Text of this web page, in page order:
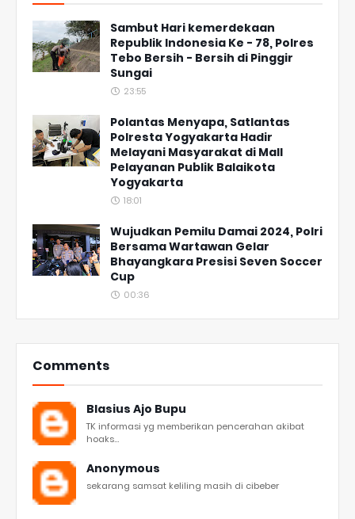
Sambut Hari kemerdekaan
Republik Indonesia Ke - 78, Polres
Tebo Bersih - Bersih di Pinggir
Sungai
23:55
Polantas Menyapa, Satlantas
Polresta Yogyakarta Hadir
Melayani Masyarakat di Mall
Pelayanan Publik Balaikota
Yogyakarta
18:01
Wujudkan Pemilu Damai 2024, Polri
Bersama Wartawan Gelar
Bhayangkara Presisi Seven Soccer
Cup
00:36
Comments
Blasius Ajo Bupu
TK informasi yg memberikan pencerahan akibat
hoaks...
Anonymous
sekarang samsat keliling masih di cibeber